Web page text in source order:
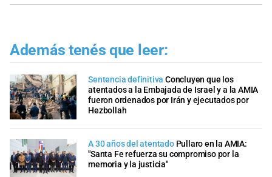
Además tenés que leer:
Sentencia definitiva Concluyen que los
atentados a la Embajada de Israel y a la AMIA
fueron ordenados por Irán y ejecutados por
Hezbollah
A 30 años del atentado Pullaro en la AMIA:
"Santa Fe refuerza su compromiso por la
memoria y la justicia"